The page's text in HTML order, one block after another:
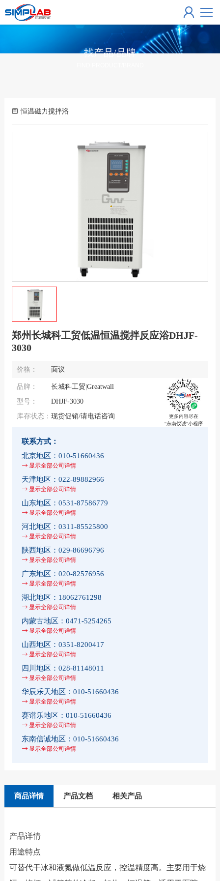
找产品/品牌
恒温磁力搅拌浴
郑州长城科工贸低温恒温搅拌反应浴DHJF-
3030
价格： 面议
更多内容尽在
“东南仪诚“小程序
品牌：
长城科工贸|Greatwall
型号：
DHJF-3030
库存状态： 现货促销/请电话咨询
联系方式：
北京地区： 010-51660436
显示全部公司详情
天津地区： 022-89882966
显示全部公司详情
山东地区： 0531-87586779
显示全部公司详情
河北地区： 0311-85525800
显示全部公司详情
陕西地区： 029-86696796
显示全部公司详情
广东地区： 020-82576956
显示全部公司详情
湖北地区： 18062761298
显示全部公司详情
内蒙古地区： 0471-5254265
显示全部公司详情
山西地区： 0351-8200417
显示全部公司详情
四川地区： 028-81148011
显示全部公司详情
华辰乐天地区： 010-51660436
显示全部公司详情
赛谱乐地区： 010-51660436
显示全部公司详情
东南信诚地区： 010-51660436
显示全部公司详情
商品详情 产品文档 相关产品
产品详情
用途特点
可替代干冰和液氮做低温反应，控温精度高。主要用于烧